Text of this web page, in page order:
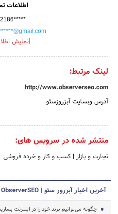
اطلاعات
[نمایش
لینک مرتبط:
http://www.observerseo.com
آدرس وبسایت آبزروزسئو
منتشر شده در سرویس های:
تجارت و بازار | کسب و کار و خرده فروشی
آخرین اخبار آبزرور سئو | ObserverSEO
چگونه می‌توانیم برند خود را در اینترنت